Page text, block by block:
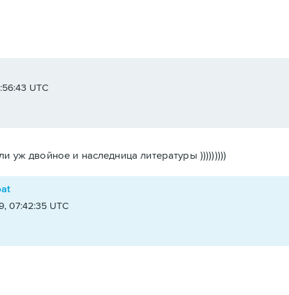
UTC
уж двойное и наследница литературы )))))))))
07:42:35 UTC